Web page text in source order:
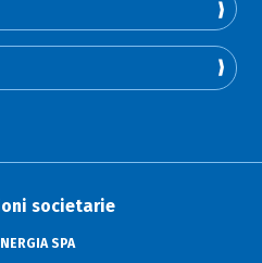
societarie
SPA